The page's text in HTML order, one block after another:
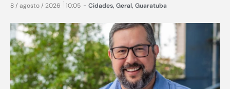
8 / agosto / 2026 10:05 - Cidades, Geral, Guaratuba